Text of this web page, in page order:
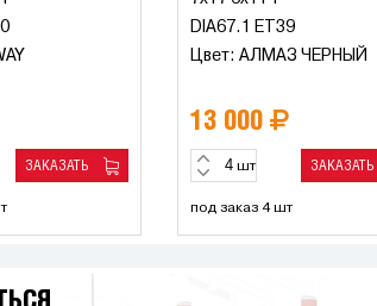
ЗАКАЗАТЬ
DIA67.1 ET39
Цвет: АЛМАЗ ЧЕРНЫЙ
13 000
шт ЗАКАЗАТЬ
под заказ 4 шт